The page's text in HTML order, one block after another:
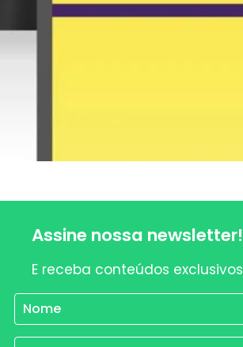
Assine nossa newsletter!
E receba conteúdos exclusivos